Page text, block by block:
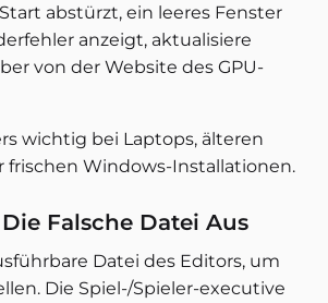
abstürzt, ein leeres Fenster
anzeigt, aktualisiere
von der Website des GPU-
wichtig bei Laptops, älteren
frischen Windows-Installationen.
Falsche Datei Aus
Datei des Editors, um
Die Spiel-/Spieler-executive